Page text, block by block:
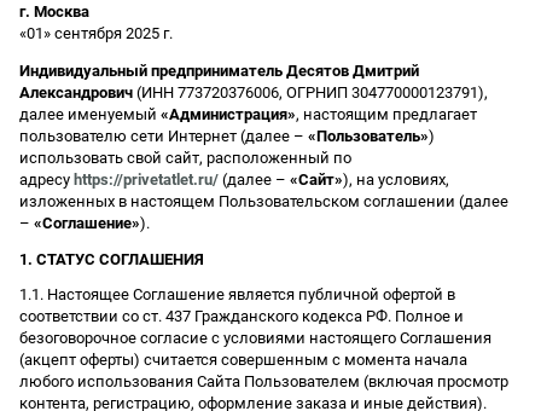
г. Москва
«01» сентября 2025 г.
Индивидуальный предприниматель Десятов Дмитрий
Александрович (ИНН 773720376006, ОГРНИП 304770000123791),
далее именуемый «Администрация», настоящим предлагает
пользователю сети Интернет (далее – «Пользователь»)
использовать свой сайт, расположенный по
адресу https://privetatlet.ru/ (далее – «Сайт»), на условиях,
изложенных в настоящем Пользовательском соглашении (далее
– «Соглашение»).
1. СТАТУС СОГЛАШЕНИЯ
1.1. Настоящее Соглашение является публичной офертой в
соответствии со ст. 437 Гражданского кодекса РФ. Полное и
безоговорочное согласие с условиями настоящего Соглашения
(акцепт оферты) считается совершенным с момента начала
любого использования Сайта Пользователем (включая просмотр
контента, регистрацию, оформление заказа и иные действия).